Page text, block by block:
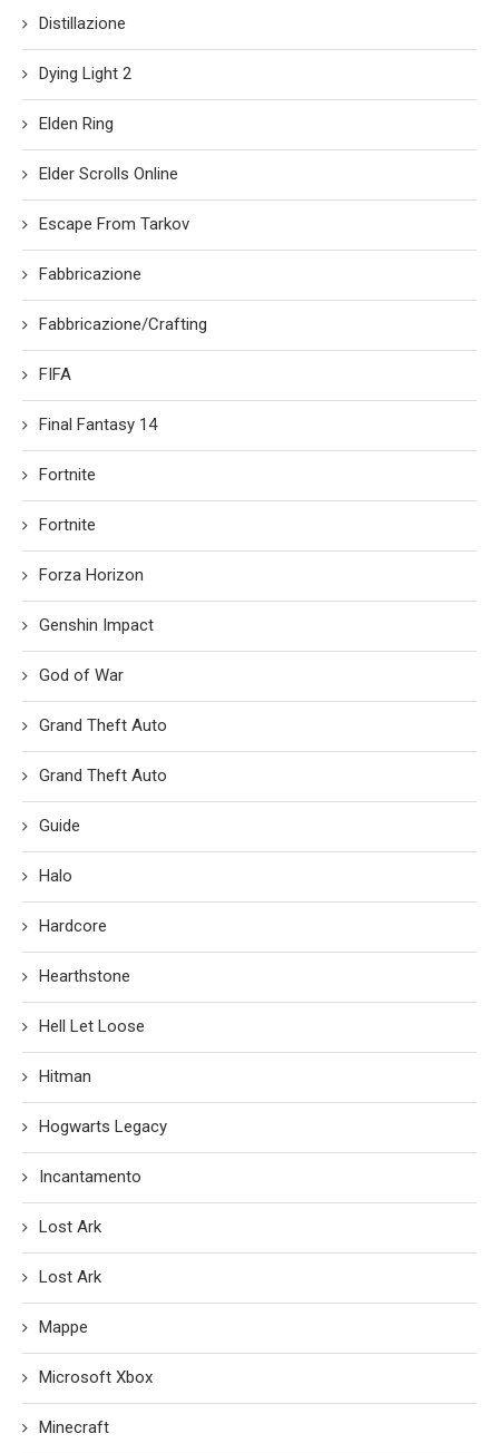
Distillazione
Dying Light 2
Elden Ring
Elder Scrolls Online
Escape From Tarkov
Fabbricazione
Fabbricazione/Crafting
FIFA
Final Fantasy 14
Fortnite
Fortnite
Forza Horizon
Genshin Impact
God of War
Grand Theft Auto
Grand Theft Auto
Guide
Halo
Hardcore
Hearthstone
Hell Let Loose
Hitman
Hogwarts Legacy
Incantamento
Lost Ark
Lost Ark
Mappe
Microsoft Xbox
Minecraft